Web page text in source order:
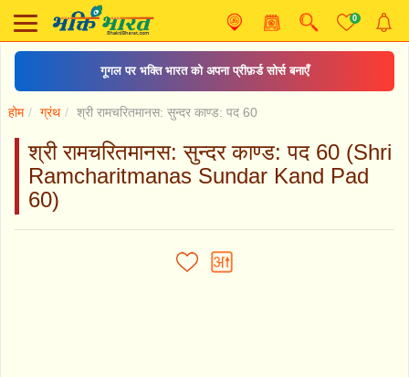
0
गूगल पर भक्ति भारत को अपना प्रीफ़र्ड सोर्स बनाएँ
होम ग्रंथ श्री रामचरितमानस: सुन्दर काण्ड: पद 60
श्री रामचरितमानस: सुन्दर काण्ड: पद 60 (Shri
Ramcharitmanas Sundar Kand Pad
60)